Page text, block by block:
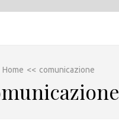
Home << comunicazione